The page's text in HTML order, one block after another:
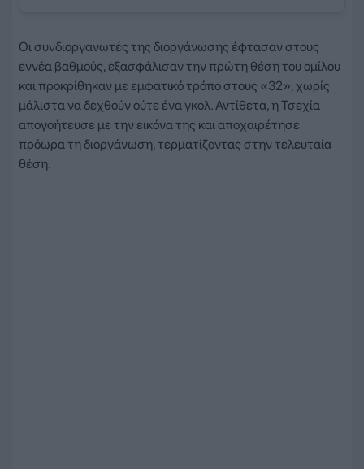
Οι συνδιοργανωτές της διοργάνωσης έφτασαν στους
εννέα βαθμούς, εξασφάλισαν την πρώτη θέση του ομίλου
και προκρίθηκαν με εμφατικό τρόπο στους «32», χωρίς
μάλιστα να δεχθούν ούτε ένα γκολ. Αντίθετα, η Τσεχία
απογοήτευσε με την εικόνα της και αποχαιρέτησε
πρόωρα τη διοργάνωση, τερματίζοντας στην τελευταία
θέση.